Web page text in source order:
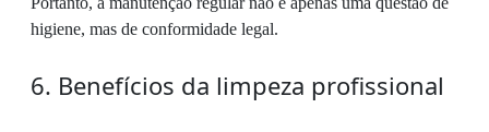
higiene, mas de conformidade legal.
6. Benefícios da limpeza profissional